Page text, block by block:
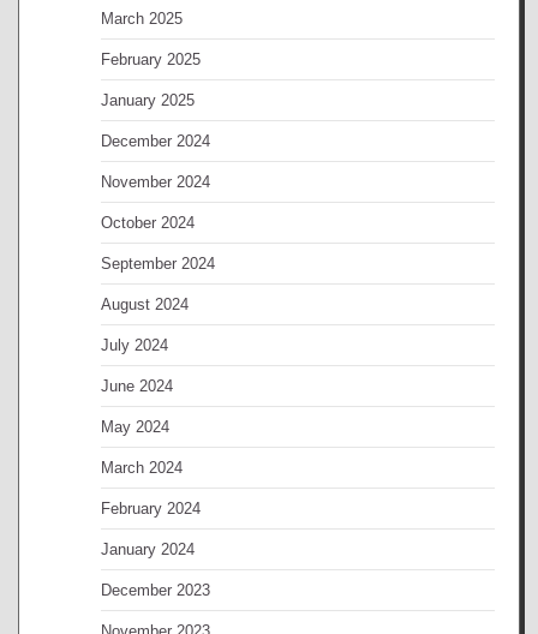
March 2025
February 2025
January 2025
December 2024
November 2024
October 2024
September 2024
August 2024
July 2024
June 2024
May 2024
March 2024
February 2024
January 2024
December 2023